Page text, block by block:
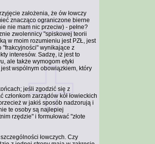
założenia, że ów łowczy
znacząco ograniczone bierne
nie mam nic przeciw) - pełne?
zwolennicy "spiskowej teorii
w moim rozumieniu jest PZŁ, jest
wynikające z
interesów. Sadzę, iż jest to
ale także wymogom etyki
wspólnym obowiązkiem, który
jeśli zgodzić się z
zarządów kół łowieckich
w jakiś sposób nadzorują i
te osoby są najlepiej
rzędzie" i formułować "złote
łowczych. Czy